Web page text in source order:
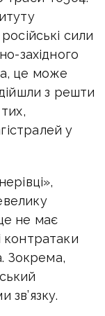
сили
західного
це може
з решти
у
не має
контратаки
Зокрема,
зв’язку.